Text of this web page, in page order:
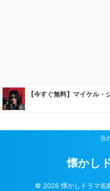
合
懐かし
© 2026 懐かしドラマ名